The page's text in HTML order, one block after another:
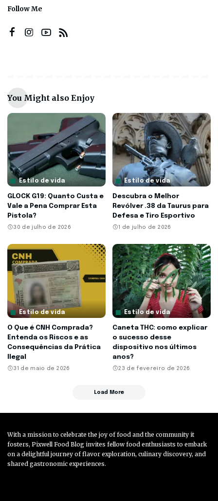
Follow Me
You Might also Enjoy
Estilo de vida
GLOCK G19: Quanto Custa e
Vale a Pena Comprar Esta
Pistola?
30 de julho de 2026
Estilo de vida
Descubra o Melhor
Revólver .38 da Taurus para
Defesa e Tiro Esportivo
1 de julho de 2026
Estilo de vida
O Que é CNH Comprada?
Entenda os Riscos e as
Consequências da Prática
Ilegal
31 de maio de 2026
Estilo de vida
Caneta THC: como explicar
o sucesso desse
dispositivo nos últimos
anos?
23 de fevereiro de 2026
Load More
With a mission to celebrate the joy of food and the community it
fosters, Pixwell Food Blog invites fellow food enthusiasts to embark
on a delightful journey of flavor exploration, culinary discovery, and
shared gastronomic experiences.